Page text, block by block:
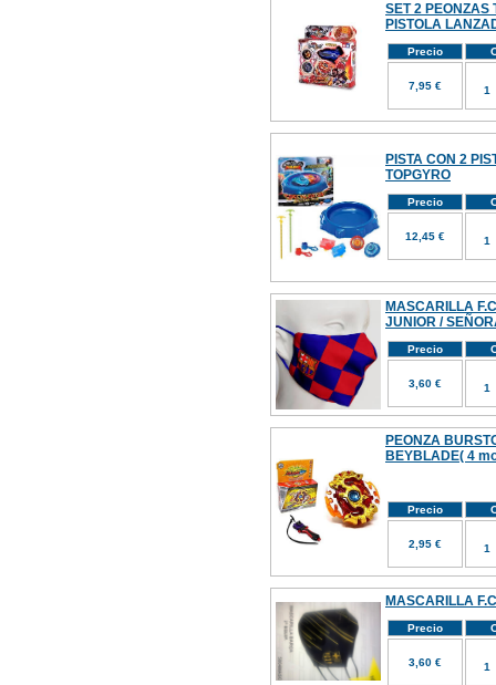
SET 2 PEONZAS
PISTOLA
Precio
7,95 €
PISTA CON 2
TOPGYRO
Precio
12,45 €
MASCARILLA
JUNIOR /
Precio
3,60 €
PEONZA
BEYBLADE( 4
Precio
2,95 €
MASCARILLA
Precio
3,60 €